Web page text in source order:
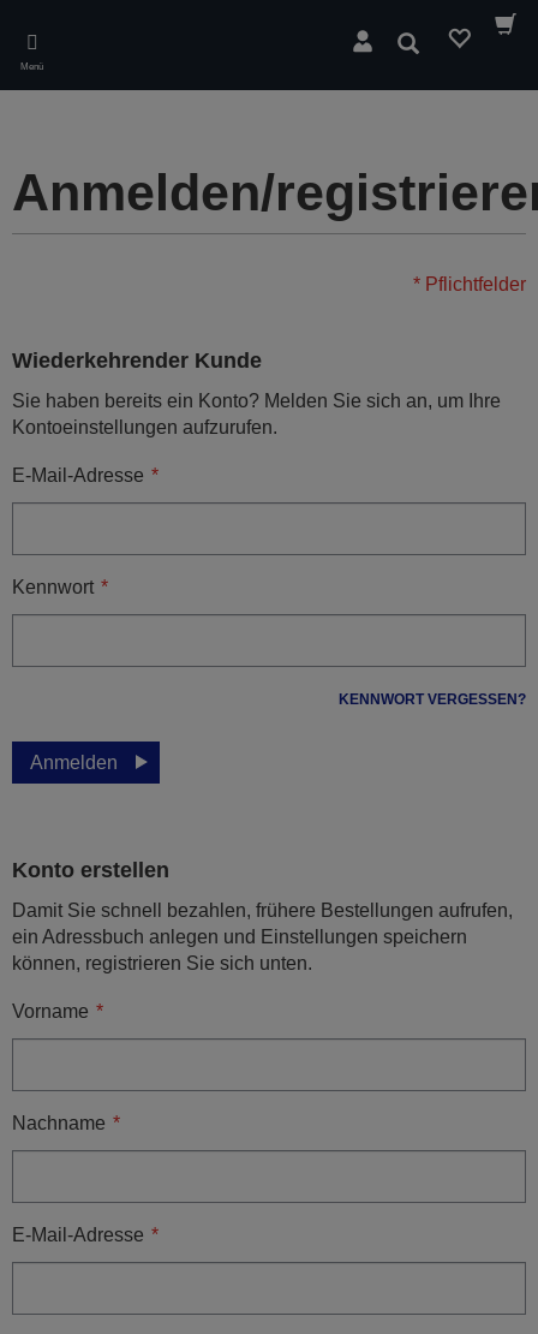
main
content
Menü
Suchen
Anmelden/
* Pflichtfelder
Wiederkehrender Kunde
Sie haben bereits ein Konto? Melden Sie sich an, um Ihre
Kontoeinstellungen aufzurufen.
E-Mail-Adresse
Kennwort
KENNWORT VERGESSEN?
Anmelden
Konto erstellen
Damit Sie schnell bezahlen, frühere Bestellungen aufrufen,
ein Adressbuch anlegen und Einstellungen speichern
können, registrieren Sie sich unten.
Vorname
Nachname
E-Mail-Adresse